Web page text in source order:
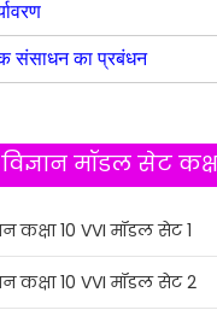
संसाधन का प्रबंधन
मॉडल सेट
कक्षा 10 VVI मॉडल सेट 1
कक्षा 10 VVI मॉडल सेट 2